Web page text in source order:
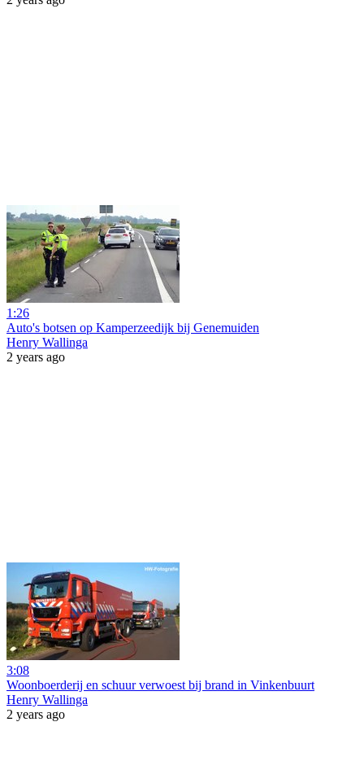
1:26
Auto's botsen op Kamperzeedijk bij Genemuiden
Henry Wallinga
2 years ago
3:08
Woonboerderij en schuur verwoest bij brand in Vinkenbuurt
Henry Wallinga
2 years ago